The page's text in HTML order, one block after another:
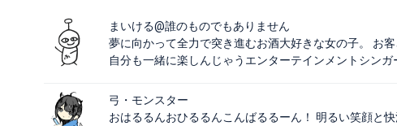
まいける@誰のものでもありません
夢に向かって全力で突き進むお酒大好きな女の子。 お
自分も一緒に楽しんじゃうエンターテインメントシンガ
弓・モンスター
おはるるんおひるるんこんばるるーん！ 明るい笑顔と